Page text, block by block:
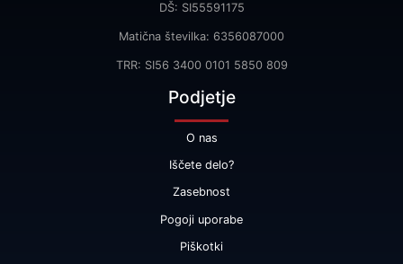
DŠ: SI55591175
Matična številka: 6356087000
TRR: SI56 3400 0101 5850 809
Podjetje
O nas
Iščete delo?
Zasebnost
Pogoji uporabe
Piškotki